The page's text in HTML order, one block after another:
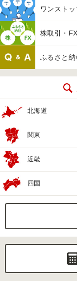
ワンスト
株取引・
ふるさと
北海道
関東
近畿
四国